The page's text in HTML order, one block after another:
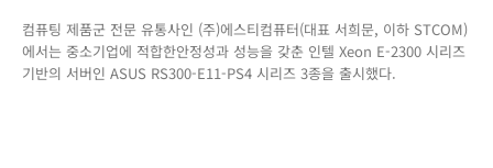
기
업
에
컴퓨팅 제품군 전문 유통사인 (주)에스티컴퓨터(대표 서희문, 이하 STCOM)
에서는 중소기업에 적합한안정성과 성능을 갖춘 인텔 Xeon E-2300 시리즈
기반의 서버인 ASUS RS300-E11-PS4 시리즈 3종을 출시했다.